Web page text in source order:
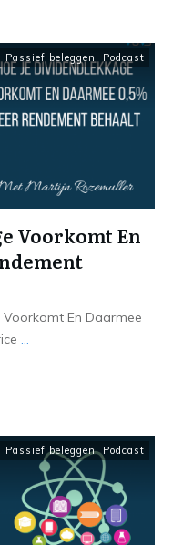
beleggen , Podcast
Voorkomt En
Voorkomt En Daarmee
...
beleggen,Podcast